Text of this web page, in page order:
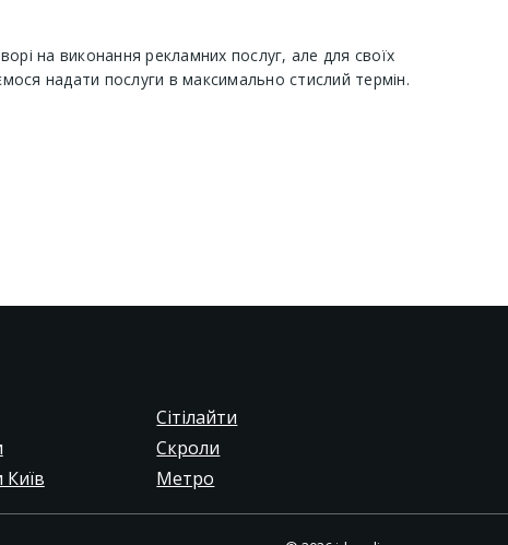
на виконання рекламних послуг, але для своїх
надати послуги в максимально стислий термін.
Київ
Сітілайти
Скроли
Метро